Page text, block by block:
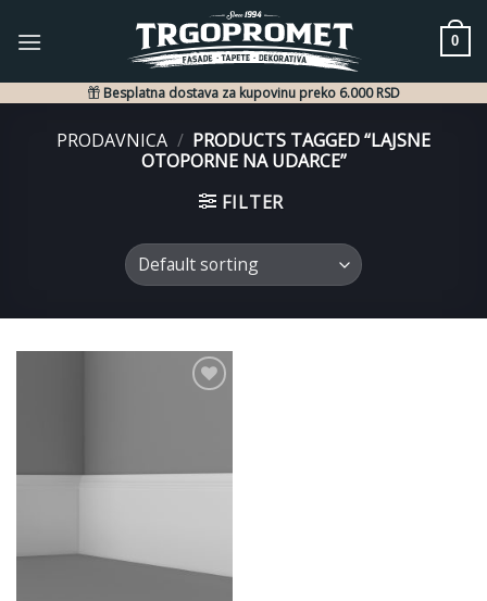
0
Besplatna dostava za kupovinu preko 6.000 RSD
PRODAVNICA / PRODUCTS TAGGED “LAJSNE
OTOPORNE NA UDARCE”
FILTER